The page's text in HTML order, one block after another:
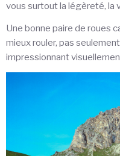
vous surtout la légèreté, la
Une bonne paire de roues
mieux rouler, pas
impressionnant